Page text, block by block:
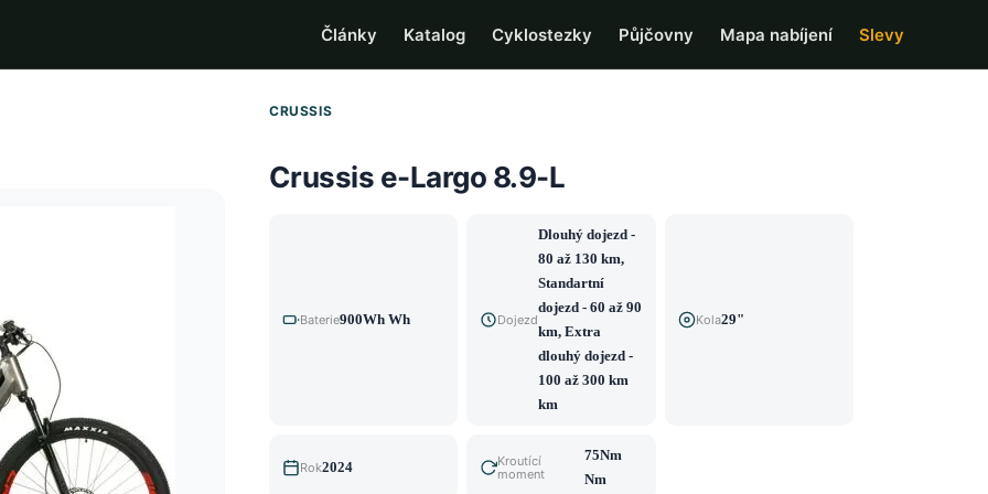
Články Katalog Cyklostezky Půjčovny Mapa nabíjení Slevy
CRUSSIS
Crussis e-Largo 8.9-L
Baterie900Wh Wh Dojezd
Dlouhý dojezd -
80 až 130 km,
Standartní
dojezd - 60 až 90
km, Extra
dlouhý dojezd -
100 až 300 km
km
Kola29"
Rok2024
Kroutící
moment
75Nm
Nm